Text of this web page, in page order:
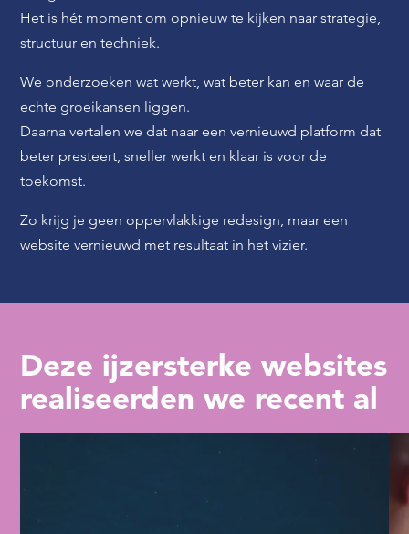
Het is hét moment om opnieuw te kijken naar strategie,
structuur en techniek.
We onderzoeken wat werkt, wat beter kan en waar de
echte groeikansen liggen.
Daarna vertalen we dat naar een vernieuwd platform dat
beter presteert, sneller werkt en klaar is voor de
toekomst.
Zo krijg je geen oppervlakkige redesign, maar een
website vernieuwd met resultaat in het vizier.
Deze ijzersterke websites
realiseerden we recent al